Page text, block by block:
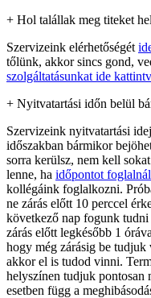
+ Hol talállak meg titeket
Szervizeink elérhetőségét
tőlünk, akkor sincs gond,
szolgáltatásunkat ide
+ Nyitvatartási időn belül
Szervizeink nyitvatartási
időszakban bármikor
sorra kerülsz, nem kell
lenne, ha időpontot foglalnál
kollégáink foglalkozni.
ne zárás előtt 10 perccel
következő nap fogunk
zárás előtt legkésőbb 1
hogy még zárásig be
akkor el is tudod vinni.
helyszínen tudjuk pontosan
esetben függ a